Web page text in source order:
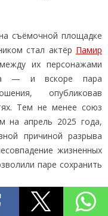
съёмочной площадке
стал актёр Памир
их персонажами
— и вскоре пара
опубликовав
Тем не менее союз
на апрель 2025 года,
причиной разрыва
жизненных
паре сохранить
произошло важное